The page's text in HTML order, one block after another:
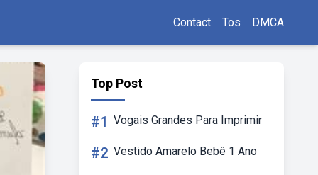
Contact Tos DMCA
Top Post
#1 Vogais Grandes Para Imprimir
#2 Vestido Amarelo Bebê 1 Ano